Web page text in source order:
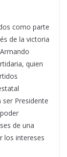
como parte
de la victoria
quien
ser Presidente
de una
los intereses